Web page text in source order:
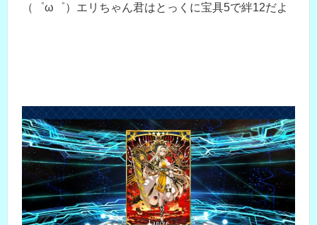
（゜ω゜）エリちゃん君はとっくに宝具5で絆12だよ